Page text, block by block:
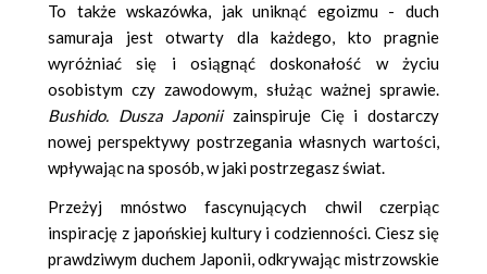
To także wskazówka, jak uniknąć egoizmu - duch
samuraja jest otwarty dla każdego, kto pragnie
wyróżniać się i osiągnąć doskonałość w życiu
osobistym czy zawodowym, służąc ważnej sprawie.
Bushido. Dusza Japoniizainspiruje Cię i dostarczy
nowej perspektywy postrzegania własnych wartości,
wpływając na sposób, w jaki postrzegasz świat.
Przeżyj mnóstwo fascynujących chwil czerpiąc
inspirację z japońskiej kultury i codzienności. Ciesz się
prawdziwym duchem Japonii, odkrywając mistrzowskie